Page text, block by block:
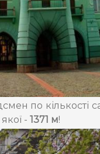
по кількості
- 1371 м!